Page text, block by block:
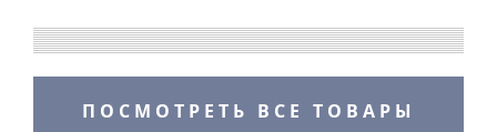
ПОСМОТРЕТЬ ВСЕ ТОВАРЫ